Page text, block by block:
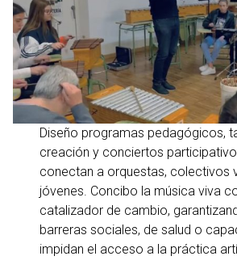
Diseño programas pedagógicos,
creación y conciertos
conectan a orquestas, colectivos
jóvenes. Concibo la música viva
catalizador de cambio,
barreras sociales, de salud o
impidan el acceso a la práctica